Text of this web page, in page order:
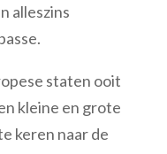
alleszins
staten ooit
kleine en grote
keren naar de